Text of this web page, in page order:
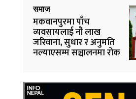
समाज
मकवानपुरमा पाँच
व्यवसायलाई नौ लाख
जरिवाना, सुधार र अनुमति
नल्याएसम्म सञ्चालनमा रोक